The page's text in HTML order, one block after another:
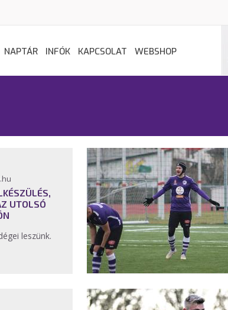
NAPTÁR INFÓK KAPCSOLAT WEBSHOP
UTOLSÓ
leszünk.